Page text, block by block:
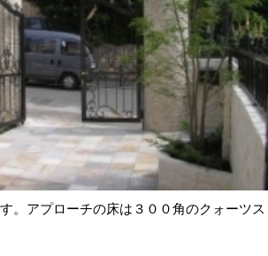
。アプローチの床は３００角のクォーツス